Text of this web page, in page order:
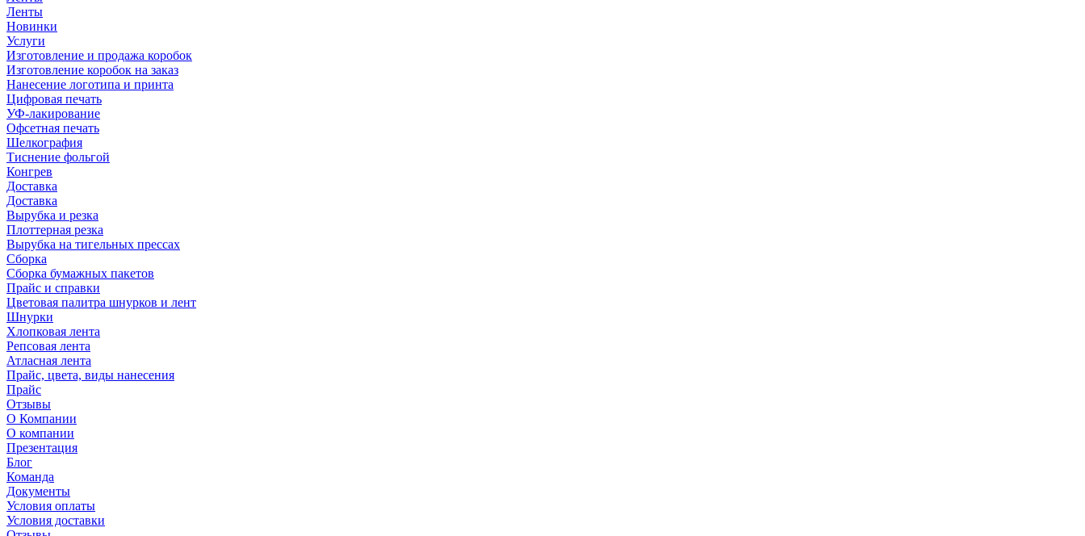
Ленты
Новинки
Услуги
Изготовление и продажа коробок
Изготовление коробок на заказ
Нанесение логотипа и принта
Цифровая печать
УФ-лакирование
Офсетная печать
Шелкография
Тиснение фольгой
Конгрев
Доставка
Доставка
Вырубка и резка
Плоттерная резка
Вырубка на тигельных прессах
Сборка
Сборка бумажных пакетов
Прайс и справки
Цветовая палитра шнурков и лент
Шнурки
Хлопковая лента
Репсовая лента
Атласная лента
Прайс, цвета, виды нанесения
Прайс
Отзывы
О Компании
О компании
Презентация
Блог
Команда
Документы
Условия оплаты
Условия доставки